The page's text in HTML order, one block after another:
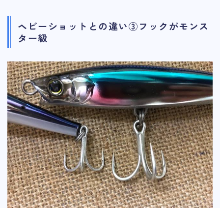
ヘビーショットとの違い③フックがモンス
ター級